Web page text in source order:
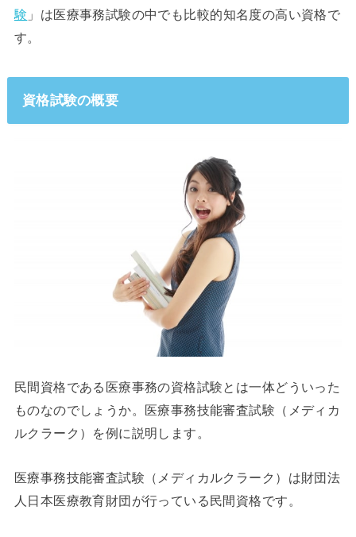
験 」は医療事務試験の中でも比較的知名度の高い資格で
す。
資格試験の概要
民間資格である医療事務の資格試験とは一体どういった
ものなのでしょうか。医療事務技能審査試験（メディカ
ルクラーク）を例に説明します。
医療事務技能審査試験（メディカルクラーク）は財団法
人日本医療教育財団が行っている民間資格です。